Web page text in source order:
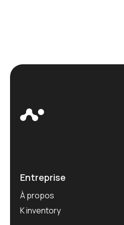
Entreprise
À propos
K inventory